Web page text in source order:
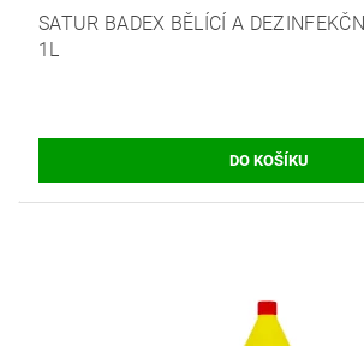
SATUR BADEX BĚLÍCÍ A
1L